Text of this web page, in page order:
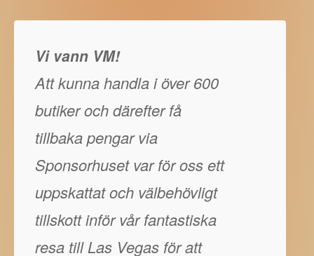
Vi vann VM!
Att kunna handla i över 600
butiker och därefter få
tillbaka pengar via
Sponsorhuset var för oss ett
uppskattat och välbehövligt
tillskott inför vår fantastiska
resa till Las Vegas för att